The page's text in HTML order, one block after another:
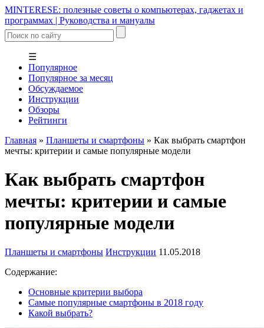
MINTERESE: полезные советы о компьютерах, гаджетах и
программах | Руководства и мануалы
☰
Популярное
Популярное за месяц
Обсуждаемое
Инструкции
Обзоры
Рейтинги
Главная » Планшеты и смартфоны » Как выбрать смартфон
мечты: критерии и самые популярные модели
Как выбрать смартфон
мечты: критерии и самые
популярные модели
Планшеты и смартфоны Инструкции 11.05.2018
Содержание:
Основные критерии выбора
Самые популярные смартфоны в 2018 году
Какой выбрать?